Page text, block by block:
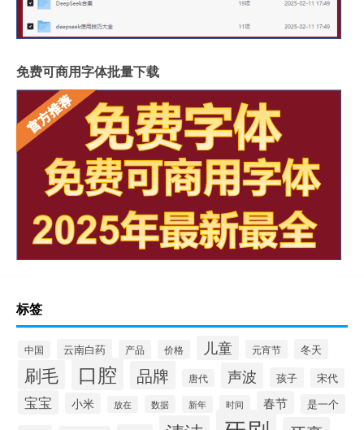
免费可商用字体批量下载
标签
中国 云南白药 产品 价格 儿童 元宵节 冬天
刷毛 口腔 品牌 唐代 声波 孩子 宋代
宝宝 小米 放在 数据 新年 时间 春节 是一个